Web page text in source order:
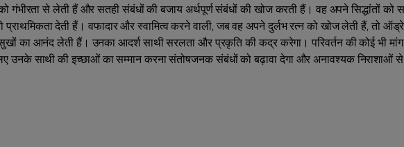
गंभीरता से लेती हैं और सतही संबंधों की बजाय अर्थपूर्ण संबंधों की खोज करती हैं। वह अपने सिद्धांतों को
देती हैं। वफादार और स्वामित्व करने वाली, जब वह अपने दुर्लभ रत्न को खोज लेती हैं, तो
का आनंद लेती हैं। उनका आदर्श साथी सरलता और प्रकृति की कद्र करेगा। परिवर्तन की कोई भी
उनके साथी की इच्छाओं का सम्मान करना संतोषजनक संबंधों को बढ़ावा देगा और अनावश्यक निराशाओं से